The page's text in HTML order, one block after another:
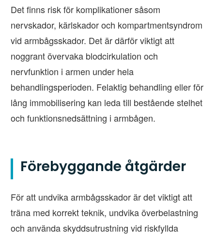
Det finns risk för komplikationer såsom
nervskador, kärlskador och kompartmentsyndrom
vid armbågsskador. Det är därför viktigt att
noggrant övervaka blodcirkulation och
nervfunktion i armen under hela
behandlingsperioden. Felaktig behandling eller för
lång immobilisering kan leda till bestående stelhet
och funktionsnedsättning i armbågen.
Förebyggande åtgärder
För att undvika armbågsskador är det viktigt att
träna med korrekt teknik, undvika överbelastning
och använda skyddsutrustning vid riskfyllda